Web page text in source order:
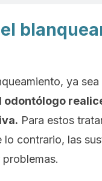
ya
Para estos
contrario, las